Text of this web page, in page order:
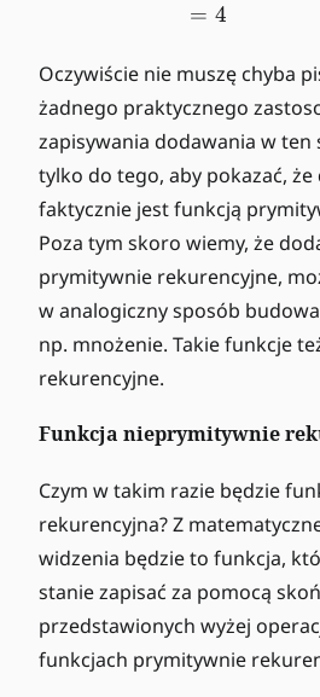
= 4
Oczywiście nie muszę chyba
żadnego praktycznego
zapisywania dodawania w ten
tylko do tego, aby pokazać,
faktycznie jest funkcją
Poza tym skoro wiemy, że
prymitywnie rekurencyjne,
w analogiczny sposób
np. mnożenie. Takie funkcje
rekurencyjne.
Funkcja nieprymitywnie
Czym w takim razie będzie
rekurencyjna? Z
widzenia będzie to funkcja,
stanie zapisać za pomocą
przedstawionych wyżej
funkcjach prymitywnie